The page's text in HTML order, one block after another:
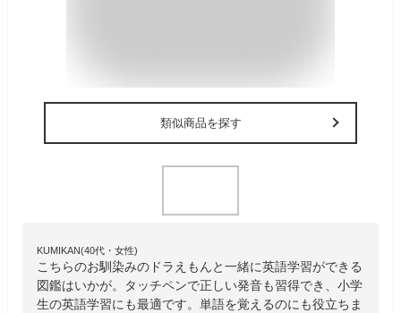
類似商品を探す
KUMIKAN(40代・女性)
こちらのお馴染みのドラえもんと一緒に英語学習ができる
図鑑はいかが。タッチペンで正しい発音も習得でき、小学
生の英語学習にも最適です。単語を覚えるのにも役立ちま